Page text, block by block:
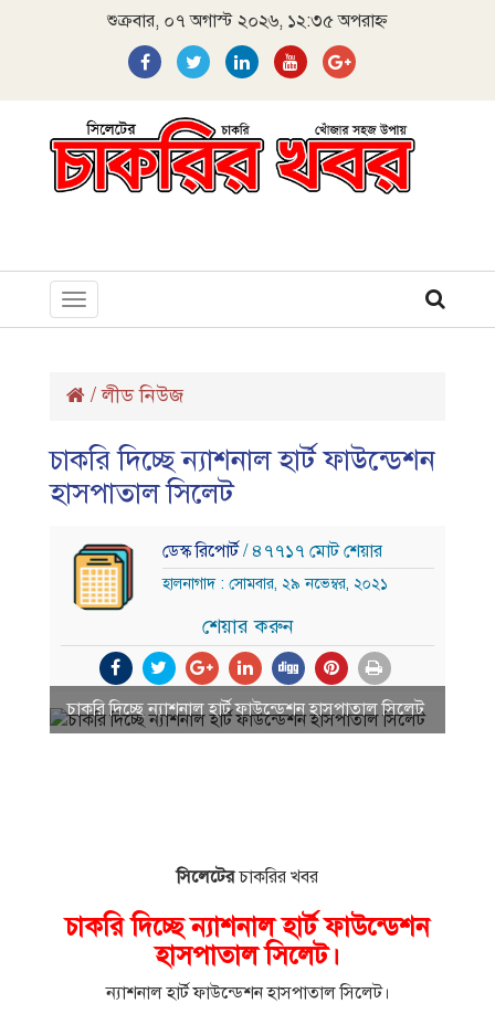
শুক্রবার, ০৭ অগাস্ট ২০২৬, ১২:৩৫ অপরাহ্ন
Toggle
navigation
/লীড নিউজ
চাকরি দিচ্ছে ন্যাশনাল হার্ট ফাউন্ডেশন
হাসপাতাল সিলেট
ডেস্ক রিপোর্ট/ ৪৭৭১৭ মোট শেয়ার
হালনাগাদ : সোমবার, ২৯ নভেম্বর, ২০২১
শেয়ার করুন
চাকরি দিচ্ছে ন্যাশনাল হার্ট ফাউন্ডেশন হাসপাতাল সিলেট
সিলেটেরচাকরির খবর
চাকরি দিচ্ছে ন্যাশনাল হার্ট ফাউন্ডেশন
হাসপাতাল সিলেট।
ন্যাশনাল হার্ট ফাউন্ডেশন হাসপাতাল সিলেট।